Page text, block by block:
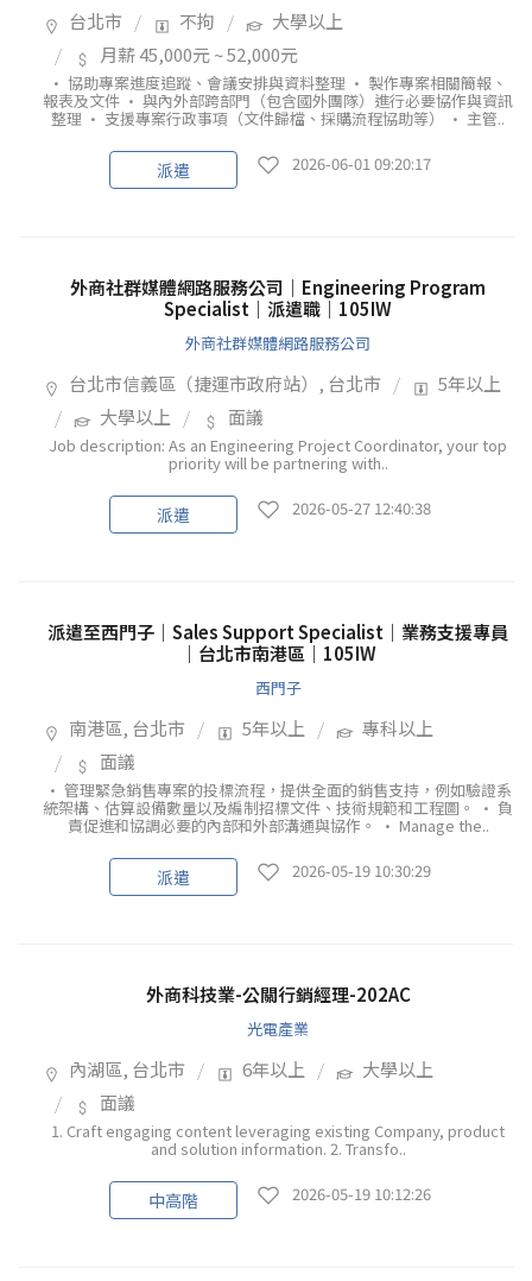
台北市 不拘
大學以上
月薪 45,000元 ~ 52,000元
• 協助專案進度追蹤、會議安排與資料整理 • 製作專案相關簡報、
報表及文件 • 與內外部跨部門（包含國外團隊）進行必要協作與資訊
整理 • 支援專案行政事項（文件歸檔、採購流程協助等） • 主管..
派遣 2026-06-01 09:20:17
外商社群媒體網路服務公司｜Engineering Program
Specialist｜派遣職｜105IW
外商社群媒體網路服務公司
台北市信義區（捷運市政府站）, 台北市
5年以上
大學以上
面議
Job description: As an Engineering Project Coordinator, your top
priority will be partnering with..
派遣 2026-05-27 12:40:38
派遣至西門子｜Sales Support Specialist｜業務支援專員
｜台北市南港區｜105IW
西門子
南港區, 台北市 5年以上
專科以上
面議
• 管理緊急銷售專案的投標流程，提供全面的銷售支持，例如驗證系
統架構、估算設備數量以及編制招標文件、技術規範和工程圖。 • 負
責促進和協調必要的內部和外部溝通與協作。 • Manage the..
派遣 2026-05-19 10:30:29
外商科技業-公關行銷經理-202AC
光電產業
內湖區, 台北市 6年以上
大學以上
面議
1. Craft engaging content leveraging existing Company, product
and solution information. 2. Transfo..
中高階 2026-05-19 10:12:26